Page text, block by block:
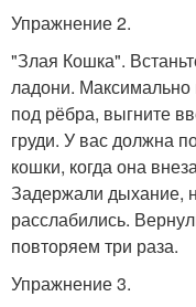
Упражнение 2.
"Злая Кошка".
ладони. Максимально
под рёбра, выгните
груди. У вас должна
кошки, когда она
Задержали дыхание,
расслабились.
повторяем три раза.
Упражнение 3.